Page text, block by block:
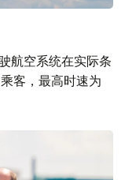
航空系统在实际条
客，最高时速为